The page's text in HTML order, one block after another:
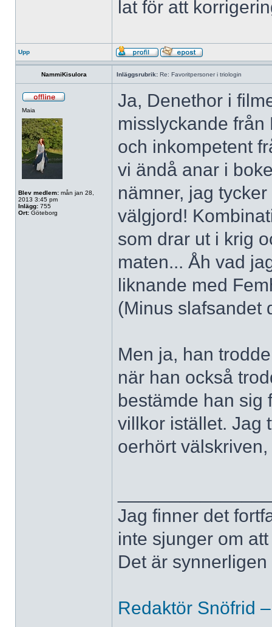
lat för att
Upp
NammiKisulora Inläggsrubrik: Re: Favoritpersoner i triologin
Maia
Blev medlem: mån jan 28,
2013 3:45 pm
Inlägg: 755
Ort: Göteborg
Ja, Denethor i
misslyckande
och inkompetent
vi ändå anar i
nämner, jag
välgjord!
som drar ut i krig
maten... Åh vad
liknande med
(Minus slafsandet
Men ja, han
när han också
bestämde han sig
villkor istället. Jag
oerhört
Jag finner det
inte sjunger om
Det är
Redaktör Snöfrid